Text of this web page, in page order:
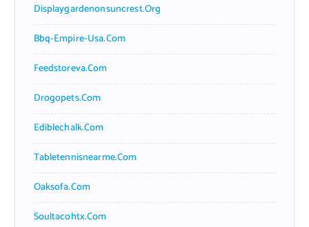
Displaygardenonsuncrest.org
Bbq-Empire-Usa.com
Feedstoreva.com
Drogopets.com
Ediblechalk.com
Tabletennisnearme.com
Oaksofa.com
Soultacohtx.com